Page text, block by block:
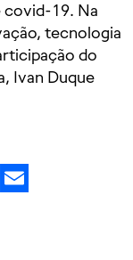
covid-19. Na
tecnologia
do
Ivan Duque
X